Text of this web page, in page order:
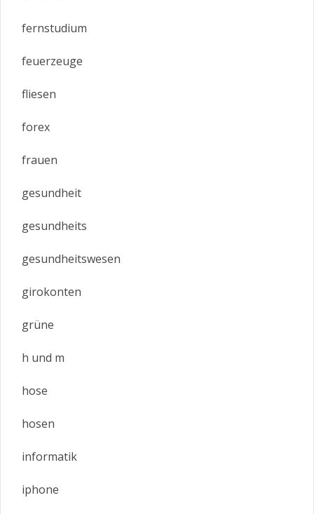
fernstudium
feuerzeuge
fliesen
forex
frauen
gesundheit
gesundheits
gesundheitswesen
girokonten
grüne
h und m
hose
hosen
informatik
iphone